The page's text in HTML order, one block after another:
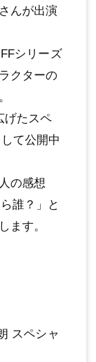
んが出演
シリーズ
クターの
げたスペ
て公開中
の感想
誰？」と
ます。
スペシャ